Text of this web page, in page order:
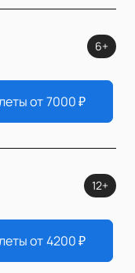
6+
от7000₽
12+
от4200₽